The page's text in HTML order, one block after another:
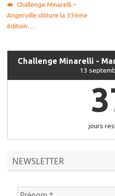
Challenge Minarelli –
Angerville clôture la 33ème
édition…
Challenge Minarelli -
13
jours
NEWSLETTER